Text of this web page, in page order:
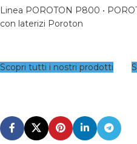
Linea POROTON P800 •
con laterizi Poroton
Scopri tutti i nostri prodotti